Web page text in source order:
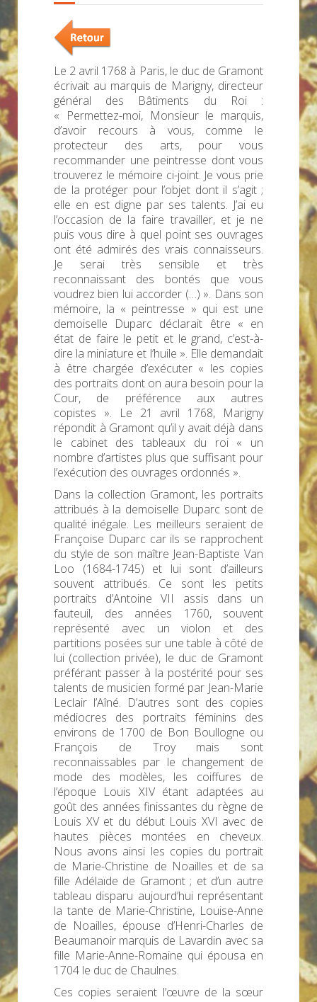
Le 2 avril 1768 à Paris, le duc de Gramont
écrivait au marquis de Marigny, directeur
général des Bâtiments du Roi :
« Permettez-moi, Monsieur le marquis,
d’avoir recours à vous, comme le
protecteur des arts, pour vous
recommander une peintresse dont vous
trouverez le mémoire ci-joint. Je vous prie
de la protéger pour l’objet dont il s’agit ;
elle en est digne par ses talents. J’ai eu
l’occasion de la faire travailler, et je ne
puis vous dire à quel point ses ouvrages
ont été admirés des vrais connaisseurs.
Je serai très sensible et très
reconnaissant des bontés que vous
voudrez bien lui accorder (…) ». Dans son
mémoire, la « peintresse » qui est une
demoiselle Duparc déclarait être « en
état de faire le petit et le grand, c’est-à-
dire la miniature et l’huile ». Elle demandait
à être chargée d’exécuter « les copies
des portraits dont on aura besoin pour la
Cour, de préférence aux autres
copistes ». Le 21 avril 1768, Marigny
répondit à Gramont qu’il y avait déjà dans
le cabinet des tableaux du roi « un
nombre d’artistes plus que suffisant pour
l’exécution des ouvrages ordonnés ».
Dans la collection Gramont, les portraits
attribués à la demoiselle Duparc sont de
qualité inégale. Les meilleurs seraient de
Françoise Duparc car ils se rapprochent
du style de son maître Jean-Baptiste Van
Loo (1684-1745) et lui sont d’ailleurs
souvent attribués. Ce sont les petits
portraits d’Antoine VII assis dans un
fauteuil, des années 1760, souvent
représenté avec un violon et des
partitions posées sur une table à côté de
lui (collection privée), le duc de Gramont
préférant passer à la postérité pour ses
talents de musicien formé par Jean-Marie
Leclair l’Aîné. D’autres sont des copies
médiocres des portraits féminins des
environs de 1700 de Bon Boullogne ou
François de Troy mais sont
reconnaissables par le changement de
mode des modèles, les coiffures de
l’époque Louis XIV étant adaptées au
goût des années finissantes du règne de
Louis XV et du début Louis XVI avec de
hautes pièces montées en cheveux.
Nous avons ainsi les copies du portrait
de Marie-Christine de Noailles et de sa
fille Adélaïde de Gramont ; et d’un autre
tableau disparu aujourd’hui représentant
la tante de Marie-Christine, Louise-Anne
de Noailles, épouse d’Henri-Charles de
Beaumanoir marquis de Lavardin avec sa
fille Marie-Anne-Romaine qui épousa en
1704 le duc de Chaulnes.
Ces copies seraient l’œuvre de la sœur